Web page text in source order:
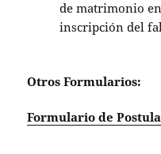
de matrimonio
inscripción del
Otros Formularios:
Formulario de